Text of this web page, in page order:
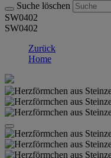
Suche löschen
SW0402
SW0402
Zurück
Home